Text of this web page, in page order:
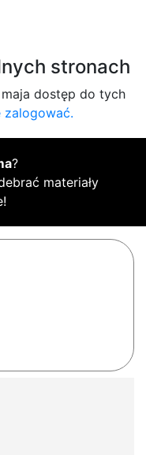
stronach
dostęp do tych
zalogować.
?
materiały